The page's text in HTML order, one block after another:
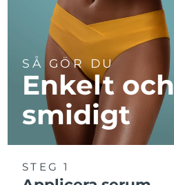
SÅ GÖR DU
Enkelt och
smidigt
STEG 1